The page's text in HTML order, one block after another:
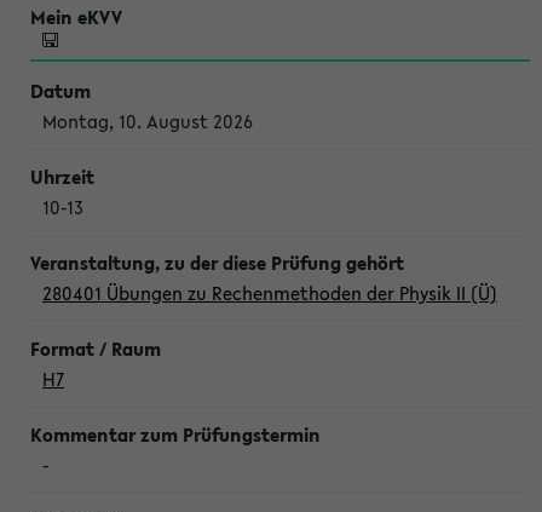
Montag, 10. August 2026
10-13
280401 Übungen zu Rechenmethoden der Physik II (Ü)
H7
-